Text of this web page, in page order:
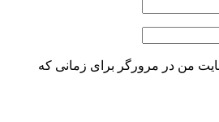
من در مرورگر برای زمانی که